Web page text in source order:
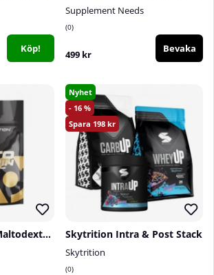
Köp!
Supplement Needs
0
499 kr Bevaka
Scitec Nutrition Maltodextrin, 2000 g
Nyhet
16
198
Skytrition Intra & Post Stack
Skytrition
0